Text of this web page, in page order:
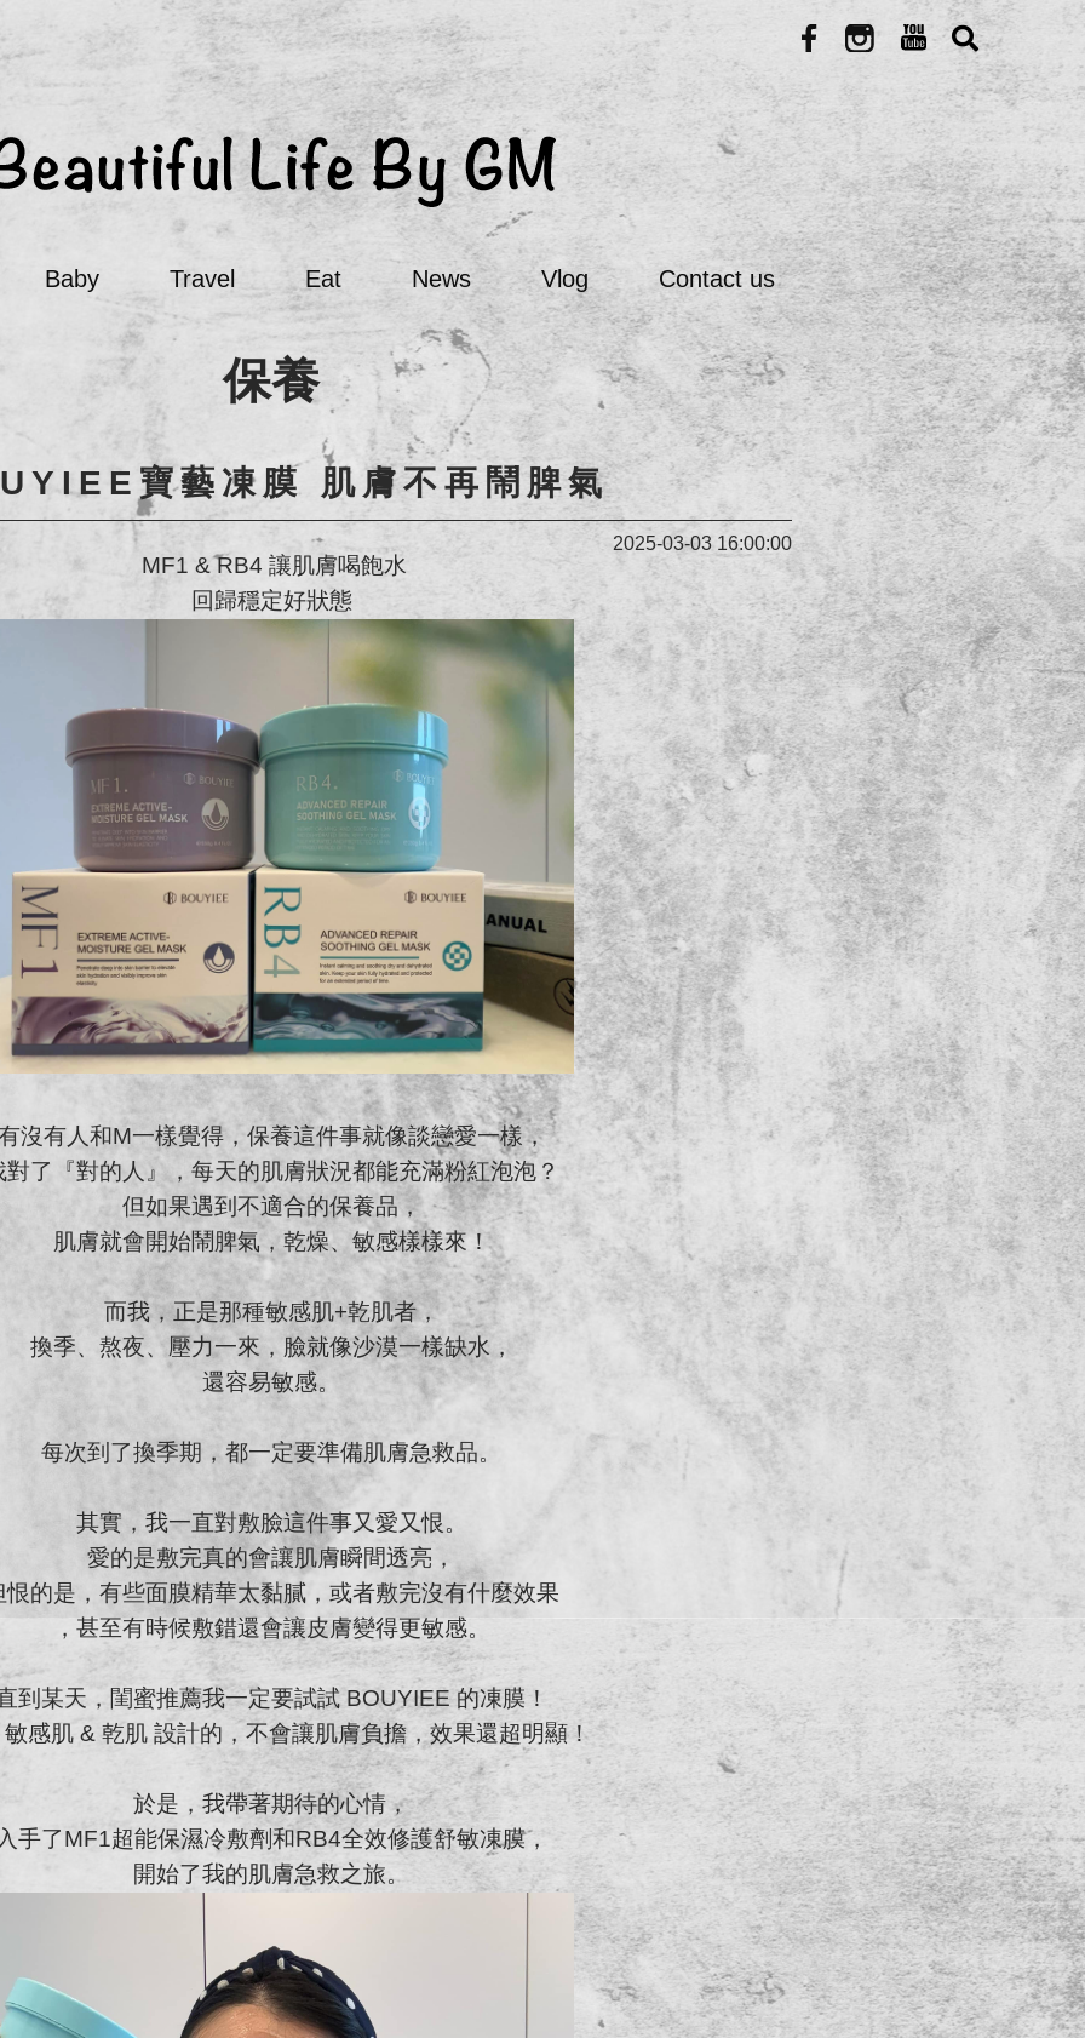
Baby Travel Eat News Vlog Contact us
保養
寶藝凍膜 肌膚不再鬧脾氣
2025-03-03 16:00:00
MF1 & RB4 讓肌膚喝飽水
回歸穩定好狀態
沒有人和M一樣覺得，保養這件事就像談戀愛一樣，
對了『對的人』，每天的肌膚狀況都能充滿粉紅泡泡？
但如果遇到不適合的保養品，
肌膚就會開始鬧脾氣，乾燥、敏感樣樣來！
而我，正是那種敏感肌+乾肌者，
換季、熬夜、壓力一來，臉就像沙漠一樣缺水，
還容易敏感。
每次到了換季期，都一定要準備肌膚急救品。
其實，我一直對敷臉這件事又愛又恨。
愛的是敷完真的會讓肌膚瞬間透亮，
恨的是，有些面膜精華太黏膩，或者敷完沒有什麼效果
，甚至有時候敷錯還會讓皮膚變得更敏感。
到某天，閨蜜推薦我一定要試試 BOUYIEE 的凍膜！
感肌 & 乾肌 設計的，不會讓肌膚負擔，效果還超明顯！
於是，我帶著期待的心情，
手了MF1超能保濕冷敷劑和RB4全效修護舒敏凍膜，
開始了我的肌膚急救之旅。